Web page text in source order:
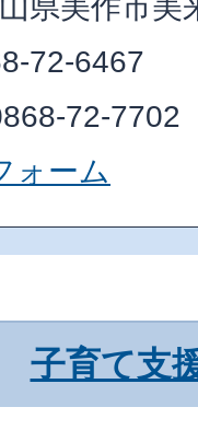
72-6467
72-7702
ォーム
子育て支